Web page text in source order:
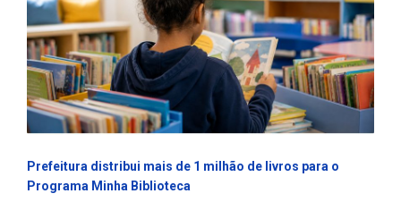
Prefeitura distribui mais de 1 milhão de livros para o
Programa Minha Biblioteca